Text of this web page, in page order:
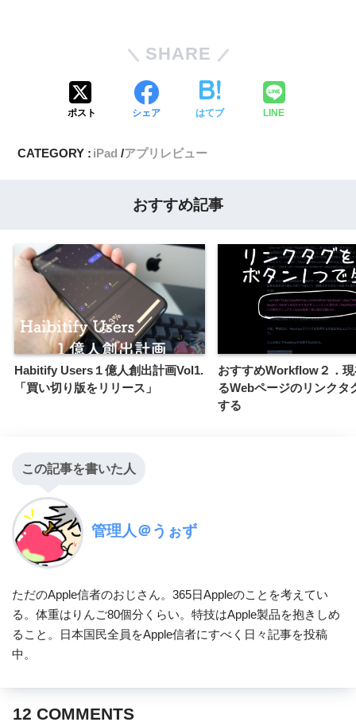
SHARE
ポスト シェア はてブ LINE
CATEGORY : iPad アプリレビュー
おすすめ記事
Habitify Users１億人創出計画Vol1.
「買い切り版をリリース」
おすすめWorkflow２．
るWebページのリンクタ
する
この記事を書いた人
管理人＠うぉず
ただのApple信者のおじさん。365日Appleのことを考えてい
る。体重はりんご80個分くらい。特技はApple製品を抱きしめ
ること。日本国民全員をApple信者にすべく日々記事を投稿
中。
12 COMMENTS